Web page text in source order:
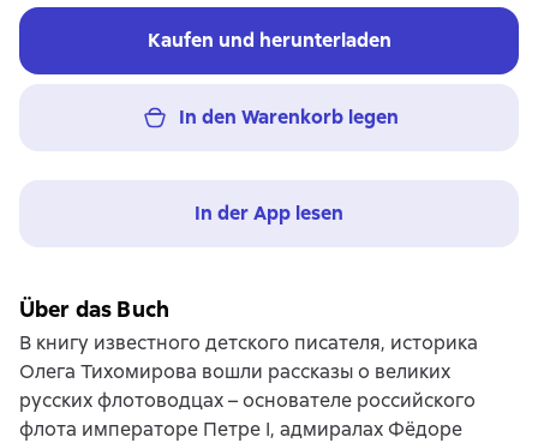
Kaufen und herunterladen
In den Warenkorb legen
In der App lesen
Über das Buch
В книгу известного детского писателя, историка
Олега Тихомирова вошли рассказы о великих
русских флотоводцах – основателе российского
флота императоре Петре I, адмиралах Фёдоре